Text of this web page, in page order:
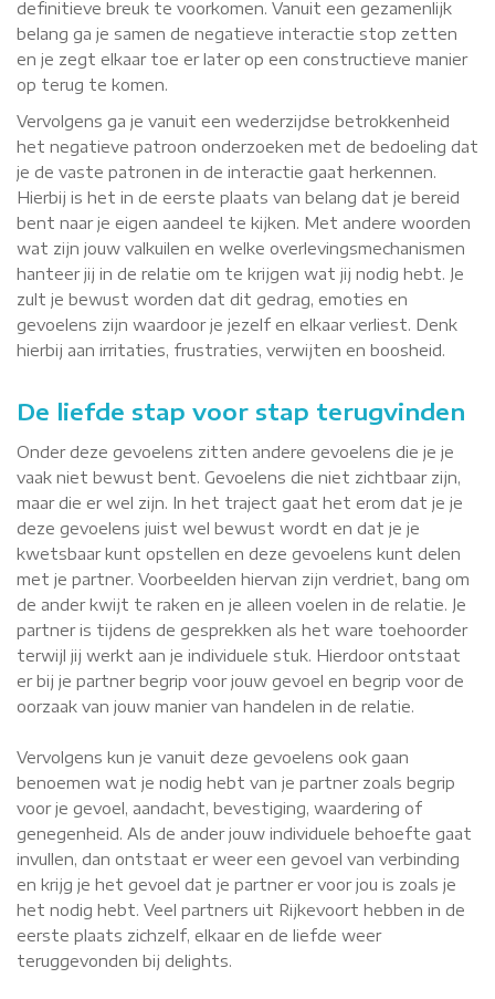
definitieve breuk te voorkomen. Vanuit een gezamenlijk
belang ga je samen de negatieve interactie stop zetten
en je zegt elkaar toe er later op een constructieve manier
op terug te komen.
Vervolgens ga je vanuit een wederzijdse betrokkenheid
het negatieve patroon onderzoeken met de bedoeling dat
je de vaste patronen in de interactie gaat herkennen.
Hierbij is het in de eerste plaats van belang dat je bereid
bent naar je eigen aandeel te kijken. Met andere woorden
wat zijn jouw valkuilen en welke overlevingsmechanismen
hanteer jij in de relatie om te krijgen wat jij nodig hebt. Je
zult je bewust worden dat dit gedrag, emoties en
gevoelens zijn waardoor je jezelf en elkaar verliest. Denk
hierbij aan irritaties, frustraties, verwijten en boosheid.
De liefde stap voor stap terugvinden
Onder deze gevoelens zitten andere gevoelens die je je
vaak niet bewust bent. Gevoelens die niet zichtbaar zijn,
maar die er wel zijn. In het traject gaat het erom dat je je
deze gevoelens juist wel bewust wordt en dat je je
kwetsbaar kunt opstellen en deze gevoelens kunt delen
met je partner. Voorbeelden hiervan zijn verdriet, bang om
de ander kwijt te raken en je alleen voelen in de relatie. Je
partner is tijdens de gesprekken als het ware toehoorder
terwijl jij werkt aan je individuele stuk. Hierdoor ontstaat
er bij je partner begrip voor jouw gevoel en begrip voor de
oorzaak van jouw manier van handelen in de relatie.
Vervolgens kun je vanuit deze gevoelens ook gaan
benoemen wat je nodig hebt van je partner zoals begrip
voor je gevoel, aandacht, bevestiging, waardering of
genegenheid. Als de ander jouw individuele behoefte gaat
invullen, dan ontstaat er weer een gevoel van verbinding
en krijg je het gevoel dat je partner er voor jou is zoals je
het nodig hebt. Veel partners uit Rijkevoort hebben in de
eerste plaats zichzelf, elkaar en de liefde weer
teruggevonden bij delights.